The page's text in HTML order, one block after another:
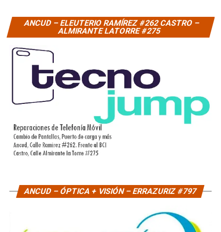
ANCUD – ELEUTERIO RAMÍREZ #262 CASTRO –
ALMIRANTE LATORRE #275
ANCUD – ÓPTICA + VISIÓN – ERRAZURIZ #797